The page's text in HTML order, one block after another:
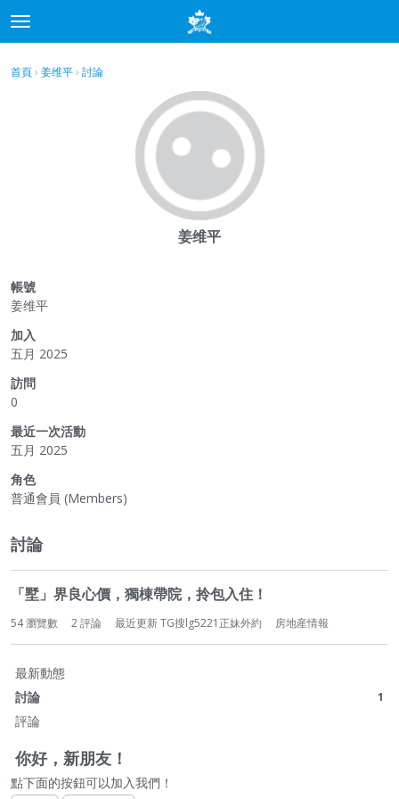
t
o
g登入 · 申請加入
首頁› 姜维平› 討論
姜维平
帳號
姜维平
加入
五月 2025
訪問
0
最近一次活動
五月 2025
角色
普通會員 (Members)
討論
「墅」界良心價，獨棟帶院，拎包入住！
54瀏覽數 2評論 最近更新TG搜lg5221正妹外約 房地産情報
最新動態
討論
1
評論
你好，新朋友！
點下面的按鈕可以加入我們！